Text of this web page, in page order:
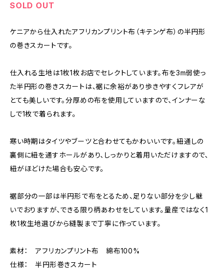
SOLD OUT
ケニアから仕入れたアフリカンプリント布（キテンゲ布）の半円形
の巻きスカートです。
仕入れる生地は1枚1枚お店でセレクトしています。布を3m弱使っ
た半円形の巻きスカートは、裾に余裕があり歩きやすくフレアが
とても美しいです。分厚めの布を使用していますので、インナーな
しで1枚で着られます。
寒い時期はタイツやブーツと合わせてもかわいいです。紐通しの
裏側に紐を通すホールがあり、しっかりと着用いただけますので、
紐がほどけた場合も安心です。
裾部分の一部は半円形で布をとるため、足りない部分を少し継
いでおりますが、できる限り柄あわせをしています。量産ではなく1
枚1枚生地選びから縫製まで丁寧に作っています。
素材： アフリカンプリント布 綿布100%
仕様： 半円形巻きスカート